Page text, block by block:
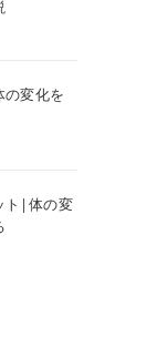
の変化を
ト|体の変